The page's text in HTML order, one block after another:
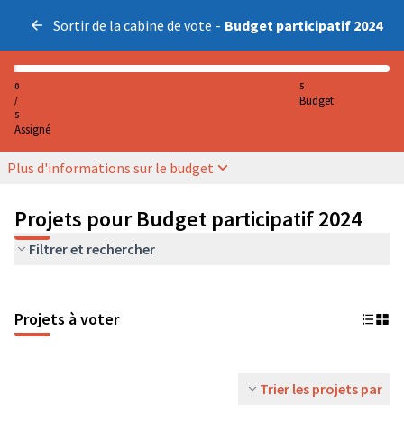
Sortir de la cabine de vote - Budget participatif 2024
0
/
5
Assigné
5
Budget
Plus d'informations sur le budget
Projets pour Budget participatif 2024
Filtrer et rechercher
Projets à voter
Trier les projets par